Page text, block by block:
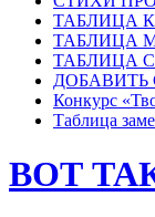
ТАБЛИЦА
ТАБЛИЦА
ТАБЛИЦА
ДОБАВИТЬ
Конкурс
Таблица
ВОТ